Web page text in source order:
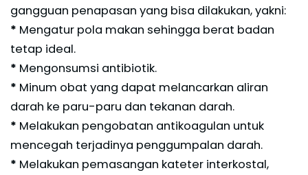
gangguan penapasan yang bisa dilakukan, yakni:
* Mengatur pola makan sehingga berat badan
tetap ideal.
* Mengonsumsi antibiotik.
* Minum obat yang dapat melancarkan aliran
darah ke paru-paru dan tekanan darah.
* Melakukan pengobatan antikoagulan untuk
mencegah terjadinya penggumpalan darah.
* Melakukan pemasangan kateter interkostal,